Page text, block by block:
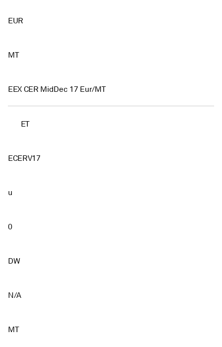
EUR
MT
EEX CER MidDec 17 Eur/MT
ET
ECERV17
u
0
DW
N/A
MT